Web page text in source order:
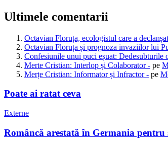
Ultimele comentarii
Octavian Floruța, ecologistul care a
Octavian Floruța și prognoza invaziilor lui
Confesiunile unui puci eșuat:
Merte Cristian: Interlop și Colaborator - pe
Merțe Cristian: Informator și Infractor - pe
Poate ai ratat ceva
Externe
Româncă arestată în Germania